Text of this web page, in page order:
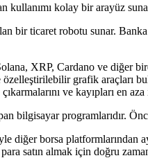
kullanımı kolay bir arayüz
bir ticaret robotu sunar.
XRP, Cardano ve diğer
grafik araçları
ve kayıpları
bilgisayar programlarıdır.
diğer borsa platformlarından
satın almak için doğru